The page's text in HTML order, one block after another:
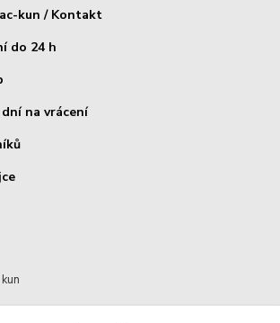
kun / Kontakt
do 24 h
na vrácení